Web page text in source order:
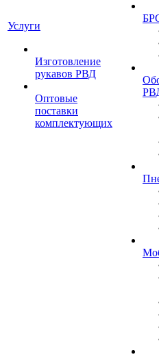
Услуги
Изготовление
рукавов РВД
Оптовые
поставки
комплектующих